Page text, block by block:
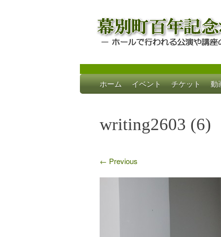
幕別町百年記
ホールで行われる公演や講座のご案内
Skip
to
ホーム イベント チケット 動
writing2603 (6)
← Previous